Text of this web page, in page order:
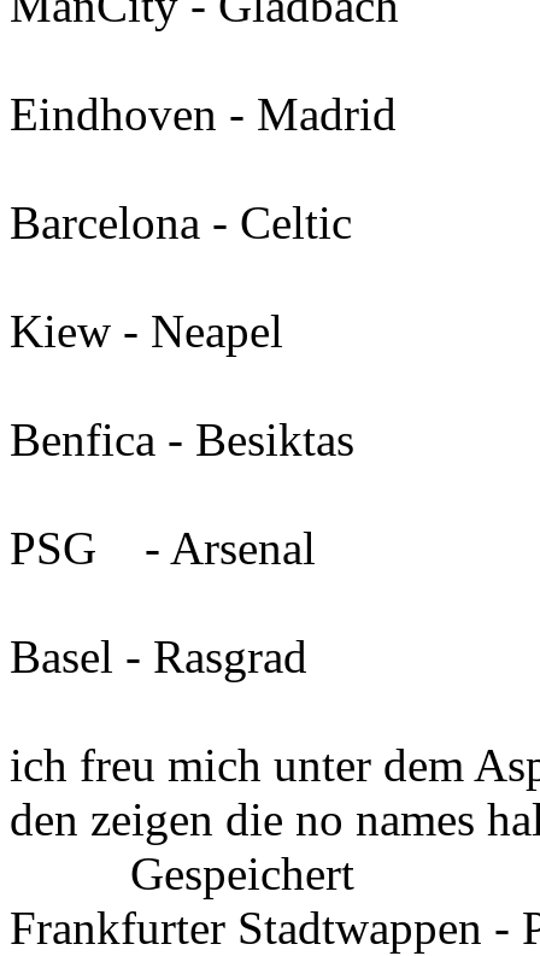
Eindhoven - Madrid
Barcelona - Celtic
Kiew - Neapel
Benfica - Besiktas
PSG - Arsenal
Basel - Rasgrad
ich freu mich unter dem
den zeigen die no names
Gespeichert
Frankfurter Stadtwappen -